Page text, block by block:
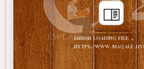
ERROR LOADING FILE -
HTTPS://